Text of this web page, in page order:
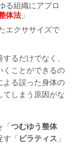
る組織にアプロ
体法」
エクササイズで
るだけでなく、
くことができるの
よる誤った身体の
てしまう原因がな
つむゆう整体
「 ピラティス 」